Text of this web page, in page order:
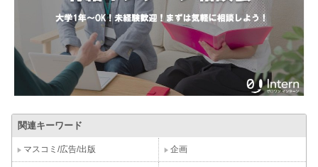
関連キーワード
マスコミ/広告/出版 企画